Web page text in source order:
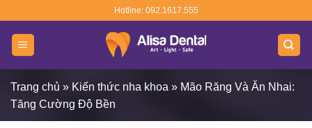
content
Hotline: 092.1617.555
Trang chủ » Kiến thức nha khoa » Mão Răng Và Ăn Nhai:
Tăng Cường Độ Bền